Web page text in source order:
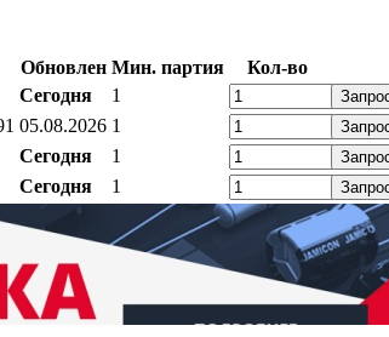
Обновлен Мин. партия
Кол-во
Сегодня 1
05.08.2026 1
Сегодня 1
Сегодня 1